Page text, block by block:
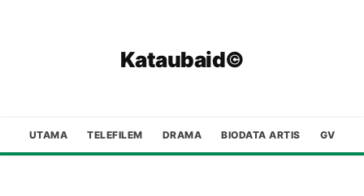
Kataubaid©
UTAMA TELEFILEM DRAMA BIODATA ARTIS GV